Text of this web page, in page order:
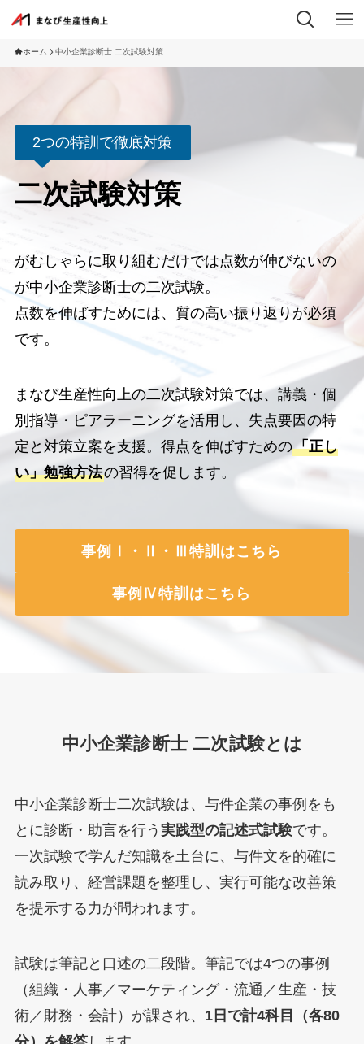
ホーム 中小企業診断士 二次試験対策
中小企業診断士 二次試験対策
2つの特訓で徹底対策
二次試験対策
がむしゃらに取り組むだけでは点数が伸びないの
が中小企業診断士の二次試験。
点数を伸ばすためには、質の高い振り返りが必須
です。
まなび生産性向上の二次試験対策では、講義・個
別指導・ピアラーニングを活用し、失点要因の特
定と対策立案を支援。得点を伸ばすための「正し
い」勉強方法の習得を促します。
事例Ⅰ・Ⅱ・Ⅲ特訓はこちら
事例Ⅳ特訓はこちら
中小企業診断士 二次試験とは
中小企業診断士二次試験は、与件企業の事例をも
とに診断・助言を行う 実践型の記述式試験です。
一次試験で学んだ知識を土台に、与件文を的確に
読み取り、経営課題を整理し、実行可能な改善策
を提示する力が問われます。
試験は筆記と口述の二段階。筆記では4つの事例
（組織・人事／マーケティング・流通／生産・技
術／財務・会計）が課され、 1日で計4科目（各80